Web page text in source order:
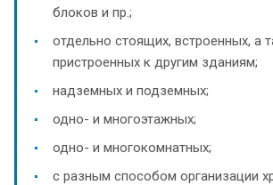
блоков и пр.;
отдельно стоящих, встроенных, а
пристроенных к другим зданиям;
надземных и подземных;
одно- и многоэтажных;
одно- и многокомнатных;
с разным способом организации